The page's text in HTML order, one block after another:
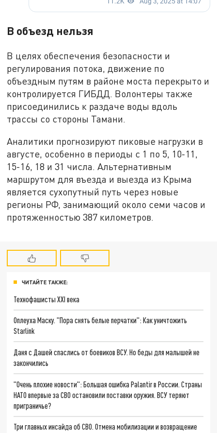
В объезд нельзя
В целях обеспечения безопасности и
регулирования потока, движение по
объездным путям в районе моста перекрыто и
контролируется ГИБДД. Волонтеры также
присоединились к раздаче воды вдоль
трассы со стороны Тамани.
Аналитики прогнозируют пиковые нагрузки в
августе, особенно в периоды с 1 по 5, 10-11,
15-16, 18 и 31 числа. Альтернативным
маршрутом для въезда и выезда из Крыма
является сухопутный путь через новые
регионы РФ, занимающий около семи часов и
протяженностью 387 километров.
ЧИТАЙТЕ ТАКЖЕ:
Технофашисты XXI века
Оплеуха Маску. "Пора снять белые перчатки": Как уничтожить
Starlink
Даня с Дашей спаслись от боевиков ВСУ. Но беды для малышей не
закончились
"Очень плохие новости": Большая ошибка Palantir в России. Страны
НАТО впервые за СВО остановили поставки оружия. ВСУ теряют
приграничье?
Три главных инсайда об СВО. Отмена мобилизации и возвращение